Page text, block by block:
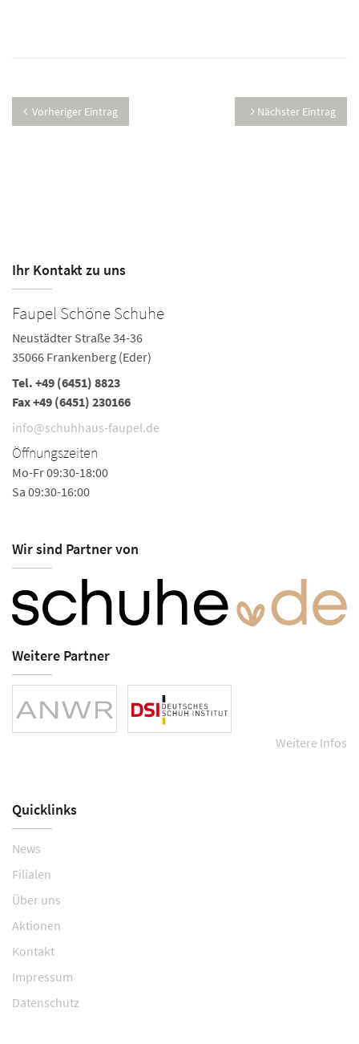
Vorheriger Eintrag Nächster Eintrag
Ihr Kontakt zu uns
Faupel Schöne Schuhe
Neustädter Straße 34-36
35066 Frankenberg (Eder)
Tel. +49 (6451) 8823
Fax +49 (6451) 230166
info@schuhhaus-faupel.de
Öffnungszeiten
Mo-Fr 09:30-18:00
Sa 09:30-16:00
Wir sind Partner von
Weitere Partner
Weitere Infos
Quicklinks
News
Filialen
Über uns
Aktionen
Kontakt
Impressum
Datenschutz